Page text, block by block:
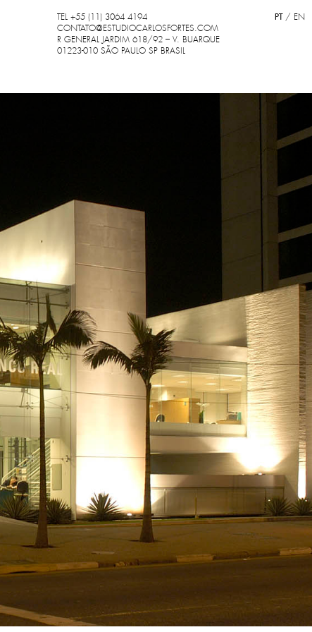
TEL +55 (11) 3064 4194
CONTATO@ESTUDIOCARLOSFORTES.COM
R GENERAL JARDIM 618/92 – V. BUARQUE
01223-010 SÃO PAULO SP BRASIL
PT/ EN